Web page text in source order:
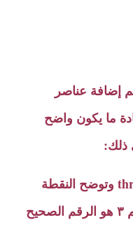
إضافة عناصر
ما يكون واضح
ذلك:
٣.١٤ وتنطق three point fourteen وتوضح النقطة
هذه العلامة العشرية ويكون رقم ٣ هو الرقم الصحيح